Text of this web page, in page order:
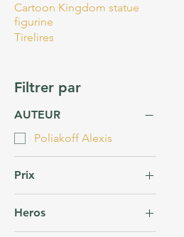
Cartoon Kingdom statue
figurine
Tirelires
Filtrer par
AUTEUR
Poliakoff Alexis
Prix
80 € 190 €
Heros